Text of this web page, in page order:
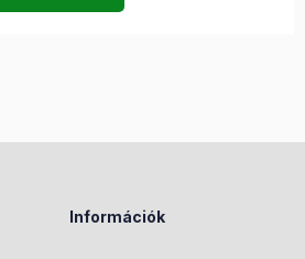
Információk